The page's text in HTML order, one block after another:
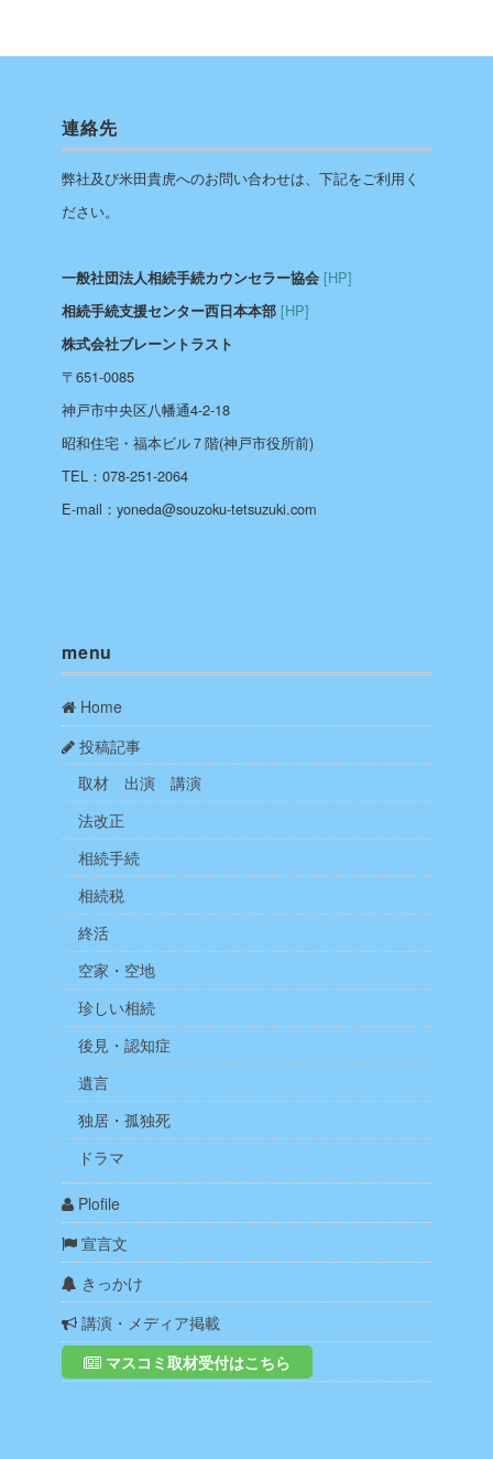
連絡先
弊社及び米田貴虎へのお問い合わせは、下記をご利用く
ださい。
一般社団法人相続手続カウンセラー協会 [HP]
相続手続支援センター西日本本部 [HP]
株式会社ブレーントラスト
〒651-0085
神戸市中央区八幡通4-2-18
昭和住宅・福本ビル７階(神戸市役所前)
TEL：078-251-2064
E-mail：yoneda@souzoku-tetsuzuki.com
menu
Home
投稿記事
取材 出演 講演
法改正
相続手続
相続税
終活
空家・空地
珍しい相続
後見・認知症
遺言
独居・孤独死
ドラマ
Plofile
宣言文
きっかけ
講演・メディア掲載
マスコミ取材受付はこちら